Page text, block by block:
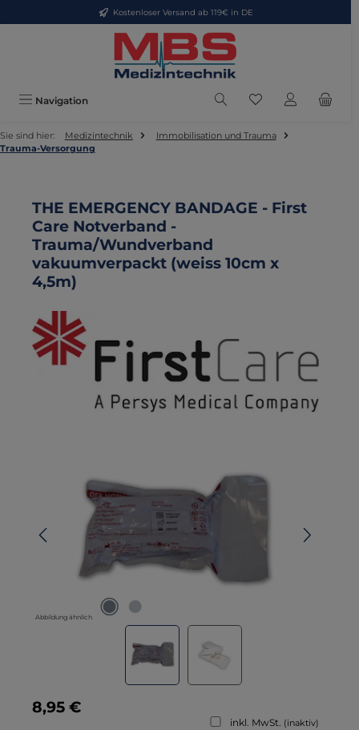
Zum Hauptinhalt springenKostenloser Versand ab 119€ in DE
Navigation Du hast 0
Sie sind hier: Medizintechnik
Immobilisation und Trauma
Trauma-Versorgung
THE EMERGENCY BANDAGE - First
Care Notverband -
Trauma/Wundverband
vakuumverpackt (weiss 10cm x
4,5m)
Abbildung ähnlich
Regulärer Preis:
8,95 €
inkl. MwSt. (inaktiv)